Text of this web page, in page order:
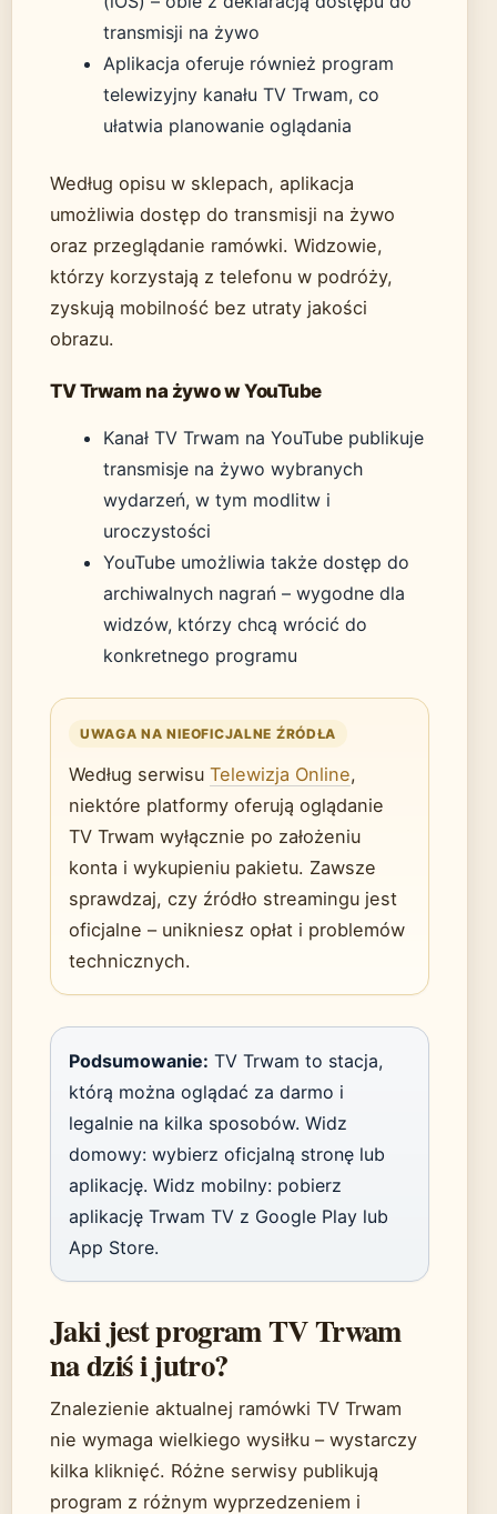
transmisji na żywo
Aplikacja oferuje również program
telewizyjny kanału TV Trwam, co
ułatwia planowanie oglądania
Według opisu w sklepach, aplikacja
umożliwia dostęp do transmisji na żywo
oraz przeglądanie ramówki. Widzowie,
którzy korzystają z telefonu w podróży,
zyskują mobilność bez utraty jakości
obrazu.
TV Trwam na żywo w YouTube
Kanał TV Trwam na YouTube publikuje
transmisje na żywo wybranych
wydarzeń, w tym modlitw i
uroczystości
YouTube umożliwia także dostęp do
archiwalnych nagrań – wygodne dla
widzów, którzy chcą wrócić do
konkretnego programu
UWAGA NA NIEOFICJALNE ŹRÓDŁA
Według serwisu Telewizja Online,
niektóre platformy oferują oglądanie
TV Trwam wyłącznie po założeniu
konta i wykupieniu pakietu. Zawsze
sprawdzaj, czy źródło streamingu jest
oficjalne – unikniesz opłat i problemów
technicznych.
Podsumowanie: TV Trwam to stacja,
którą można oglądać za darmo i
legalnie na kilka sposobów. Widz
domowy: wybierz oficjalną stronę lub
aplikację. Widz mobilny: pobierz
aplikację Trwam TV z Google Play lub
App Store.
Jaki jest program TV Trwam
na dziś i jutro?
Znalezienie aktualnej ramówki TV Trwam
nie wymaga wielkiego wysiłku – wystarczy
kilka kliknięć. Różne serwisy publikują
program z różnym wyprzedzeniem i